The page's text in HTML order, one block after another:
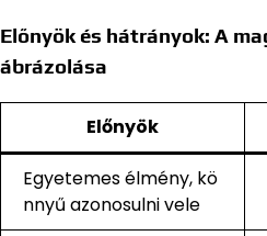
Előnyök és hátrányok: A
ábrázolása
Előnyök
Egyetemes élmény, kö
nnyű azonosulni vele